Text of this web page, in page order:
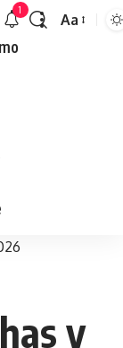
1
Aa
y